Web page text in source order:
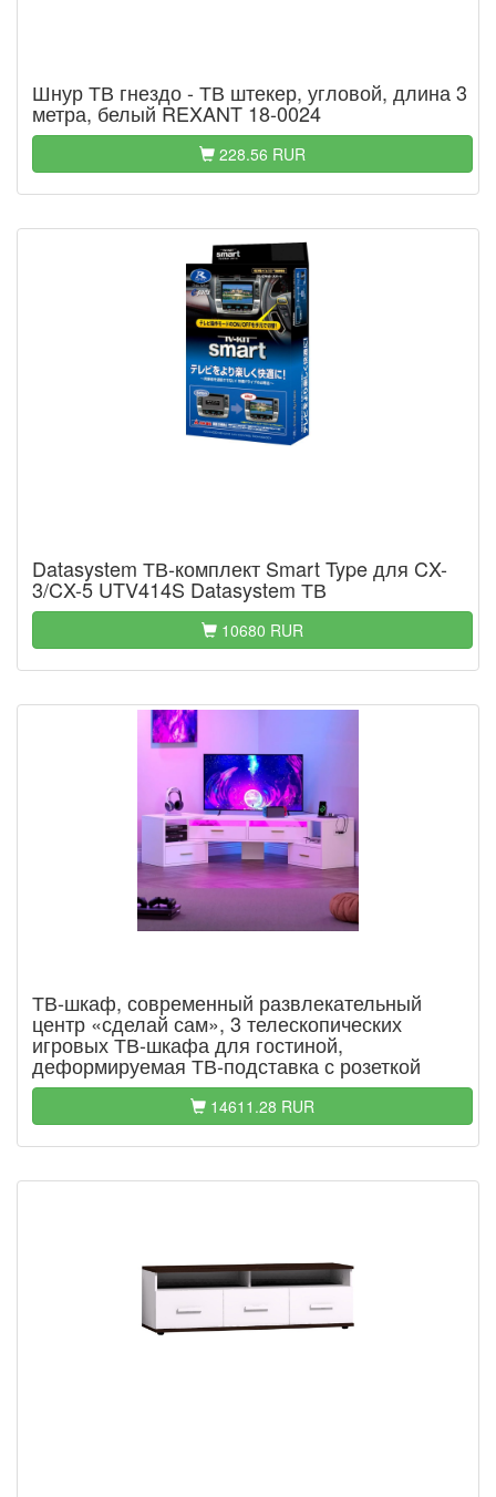
Шнур ТВ гнездо - ТВ штекер, угловой, длина 3
метра, белый REXANT 18-0024
228.56 RUR
Datasystem ТВ-комплект Smart Type для CX-
3/CX-5 UTV414S Datasystem ТВ
10680 RUR
ТВ-шкаф, современный развлекательный
центр «сделай сам», 3 телескопических
игровых ТВ-шкафа для гостиной,
деформируемая ТВ-подставка с розеткой
14611.28 RUR